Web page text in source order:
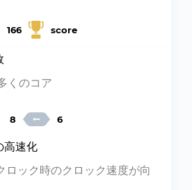
166 score
くのコア
8 6
高速化
ロック時のクロック速度が向